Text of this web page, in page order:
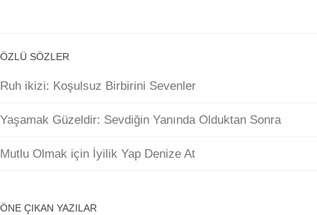
ÖZLÜ SÖZLER
Ruh ikizi: Koşulsuz Birbirini Sevenler
Yaşamak Güzeldir: Sevdiğin Yanında Olduktan Sonra
Mutlu Olmak için İyilik Yap Denize At
ÖNE ÇIKAN YAZILAR